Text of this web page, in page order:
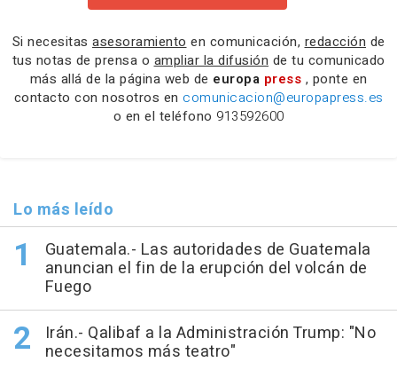
Si necesitas asesoramiento en comunicación, redacción de
tus notas de prensa o ampliar la difusión de tu comunicado
más allá de la página web de europa press , ponte en
contacto con nosotros en comunicacion@europapress.es
o en el teléfono 913592600
Lo más leído
Guatemala.- Las autoridades de Guatemala
anuncian el fin de la erupción del volcán de
Fuego
Irán.- Qalibaf a la Administración Trump: "No
necesitamos más teatro"